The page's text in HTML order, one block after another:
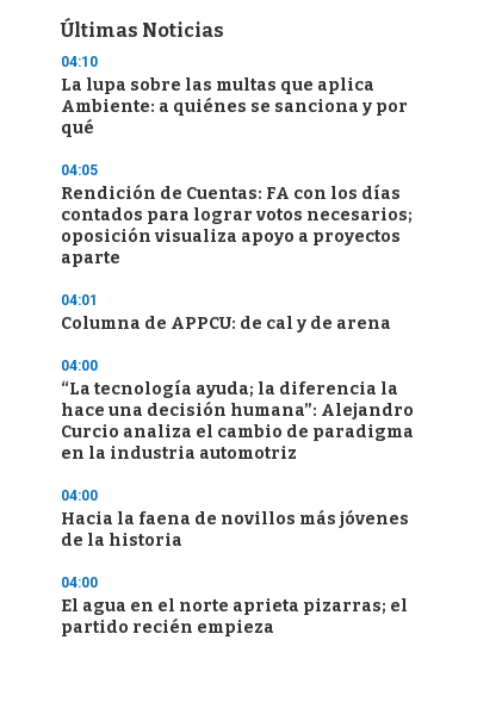
Últimas Noticias
04:10
La lupa sobre las multas que aplica
Ambiente: a quiénes se sanciona y por
qué
04:05
Rendición de Cuentas: FA con los días
contados para lograr votos necesarios;
oposición visualiza apoyo a proyectos
aparte
04:01
Columna de APPCU: de cal y de arena
04:00
“La tecnología ayuda; la diferencia la
hace una decisión humana”: Alejandro
Curcio analiza el cambio de paradigma
en la industria automotriz
04:00
Hacia la faena de novillos más jóvenes
de la historia
04:00
El agua en el norte aprieta pizarras; el
partido recién empieza